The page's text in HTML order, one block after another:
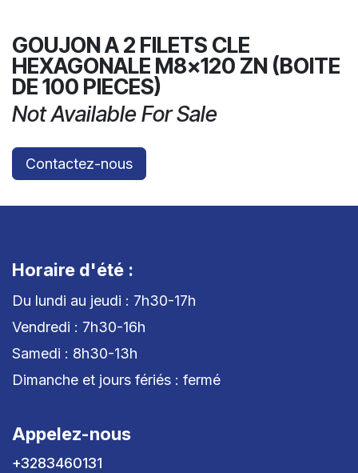
GOUJON A 2 FILETS CLE
HEXAGONALE M8x120 ZN (BOITE
DE 100 PIECES)
Not Available For Sale
Contactez-nous
Horaire d'été :
Du lundi au jeudi : 7h30-17h
Vendredi : 7h30-16h
Samedi : 8h30-13h
Dimanche et jours fériés : fermé
Appelez-nous
+3283460131